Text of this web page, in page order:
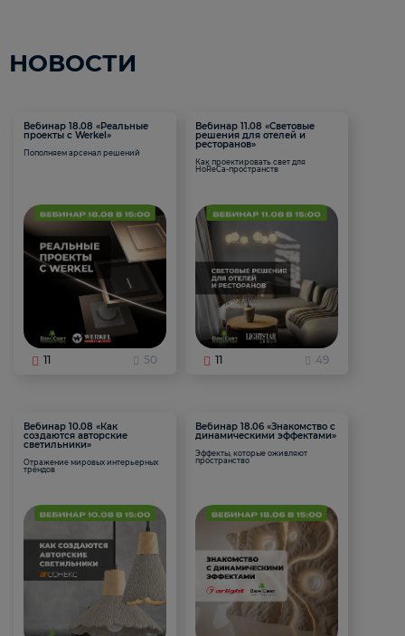
НОВОСТИ
Вебинар 18.08 «Реальные
проекты с Werkel»
Пополняем арсенал решений
11 50
Вебинар 11.08 «Световые
решения для отелей и
ресторанов»
Как проектировать свет для
HoReCa-пространств
11 49
Вебинар 10.08 «Как
создаются авторские
светильники»
Отражение мировых интерьерных
трендов
Вебинар 18.06 «Знакомство с
динамическими эффектами»
Эффекты, которые оживляют
пространство